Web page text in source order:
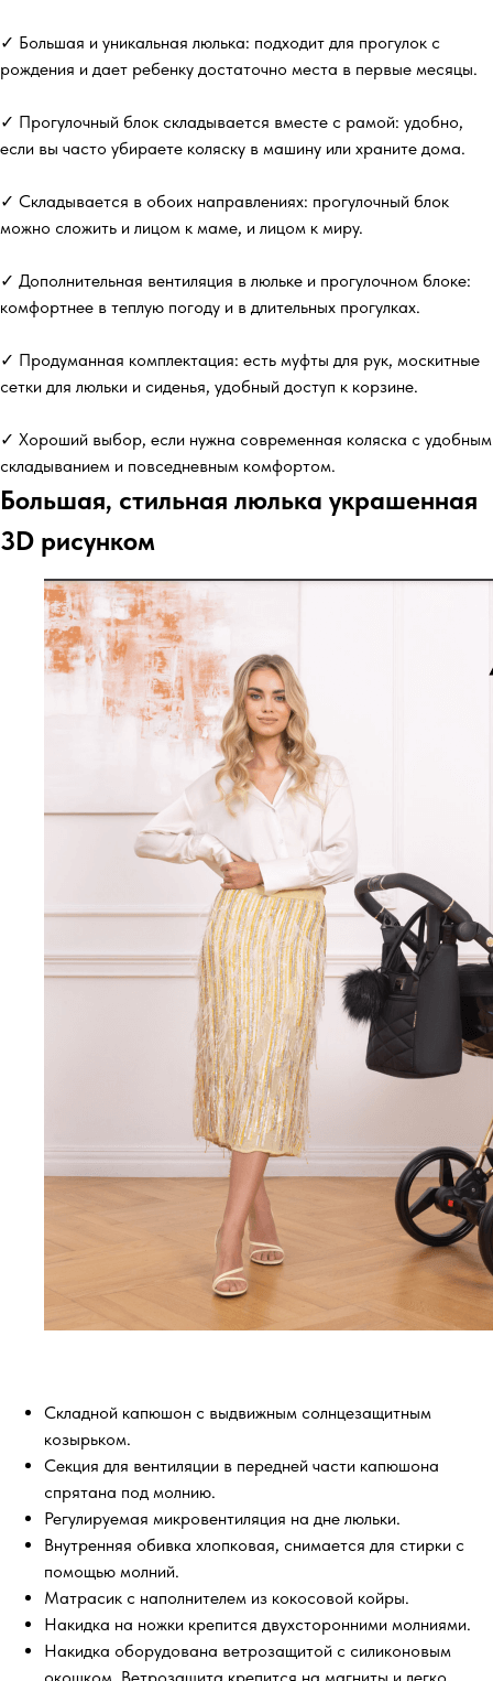
✓ Большая и уникальная люлька: подходит для прогулок с
рождения и дает ребенку достаточно места в первые месяцы.
✓ Прогулочный блок складывается вместе с рамой: удобно,
если вы часто убираете коляску в машину или храните дома.
✓ Складывается в обоих направлениях: прогулочный блок
можно сложить и лицом к маме, и лицом к миру.
✓ Дополнительная вентиляция в люльке и прогулочном блоке:
комфортнее в теплую погоду и в длительных прогулках.
✓ Продуманная комплектация: есть муфты для рук, москитные
сетки для люльки и сиденья, удобный доступ к корзине.
✓ Хороший выбор, если нужна современная коляска с удобным
складыванием и повседневным комфортом.
Большая, стильная люлька украшенная
3D рисунком
Складной капюшон с выдвижным солнцезащитным
козырьком.
Секция для вентиляции в передней части капюшона
спрятана под молнию.
Регулируемая микровентиляция на дне люльки.
Внутренняя обивка хлопковая, снимается для стирки с
помощью молний.
Матрасик с наполнителем из кокосовой койры.
Накидка на ножки крепится двухсторонними молниями.
Накидка оборудована ветрозащитой с силиконовым